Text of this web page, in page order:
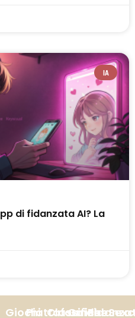
IA
di fidanzata AI? La
GiochiPiattaforme
Classifiche
Guide